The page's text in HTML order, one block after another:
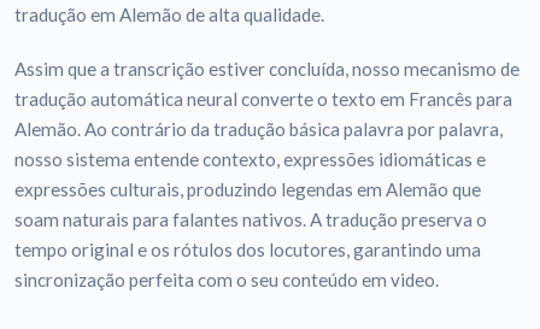
tradução em Alemão de alta qualidade.
Assim que a transcrição estiver concluída, nosso mecanismo de
tradução automática neural converte o texto em Francês para
Alemão. Ao contrário da tradução básica palavra por palavra,
nosso sistema entende contexto, expressões idiomáticas e
expressões culturais, produzindo legendas em Alemão que
soam naturais para falantes nativos. A tradução preserva o
tempo original e os rótulos dos locutores, garantindo uma
sincronização perfeita com o seu conteúdo em video.